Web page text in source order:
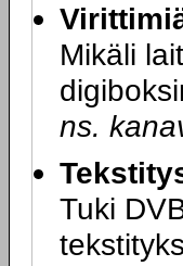
Mikäli
ns.
Tuki